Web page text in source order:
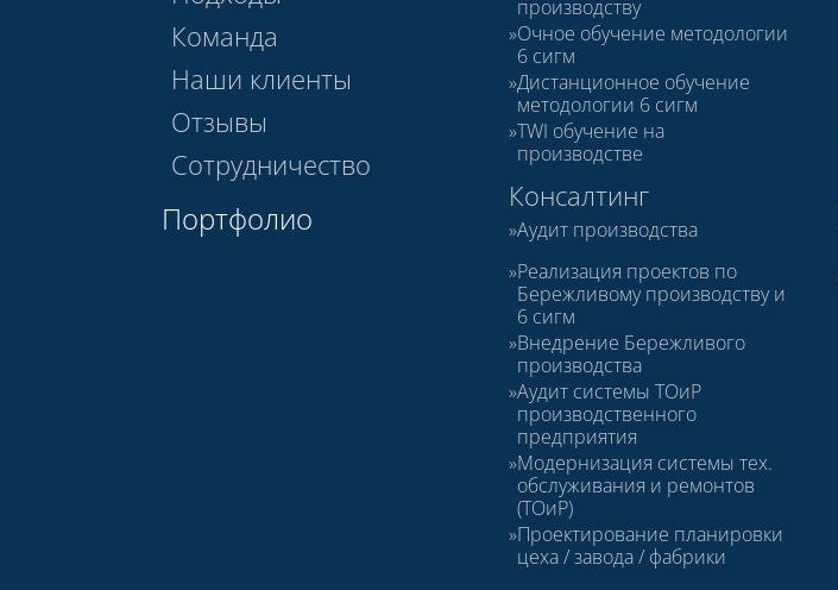
Команда
Наши клиенты
Отзывы
Сотрудничество
Портфолио
производству
Очное обучение методологии
6 сигм
Дистанционное обучение
методологии 6 сигм
TWI обучение на
производстве
Консалтинг
Аудит производства
Реализация проектов по
Бережливому производству и
6 сигм
Внедрение Бережливого
производства
Аудит системы ТОиР
производственного
предприятия
Модернизация системы тех.
обслуживания и ремонтов
(ТОиР)
Проектирование планировки
цеха / завода / фабрики